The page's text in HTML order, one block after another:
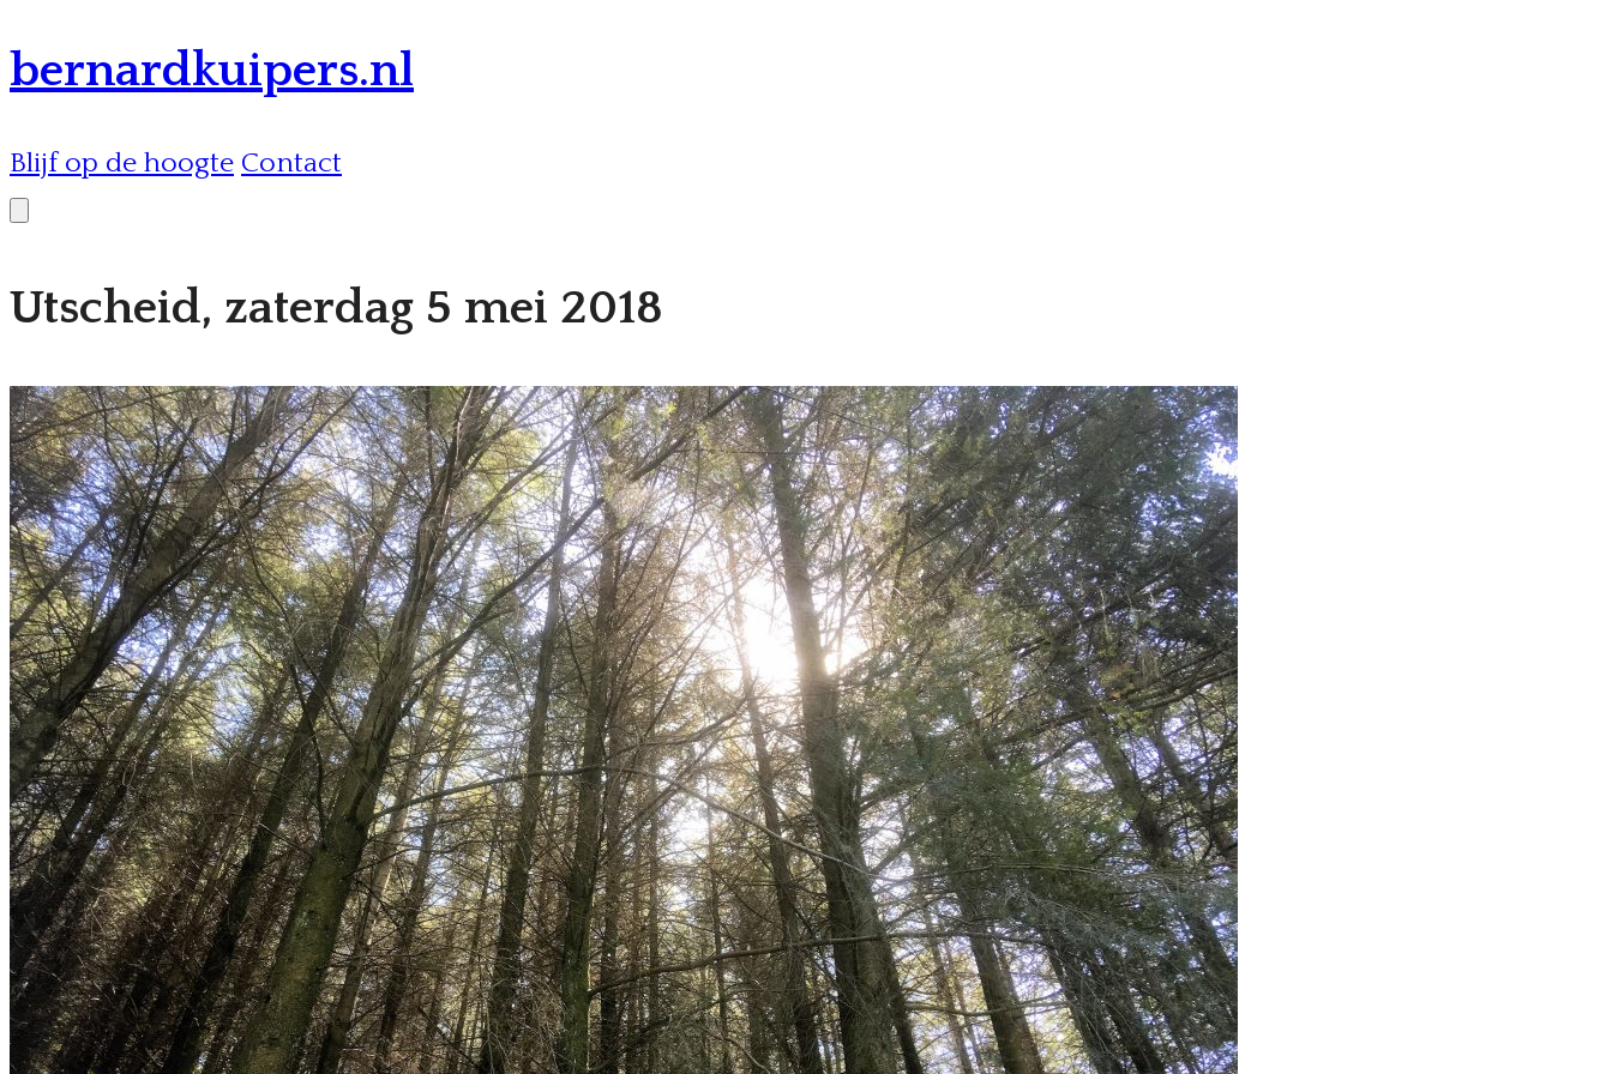
bernardkuipers.nl
Blijf op de hoogte Contact
Utscheid, zaterdag 5 mei 2018